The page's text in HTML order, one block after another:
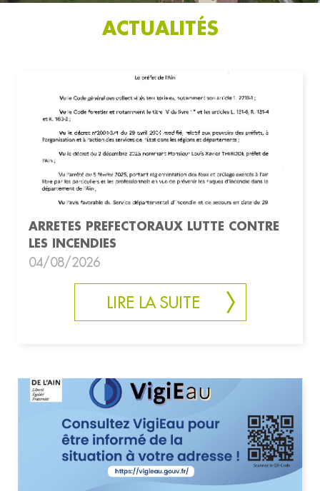
ACTUALITÉS
ARRETES PREFECTORAUX LUTTE CONTRE
LES INCENDIES
04/08/2026
LIRE LA SUITE